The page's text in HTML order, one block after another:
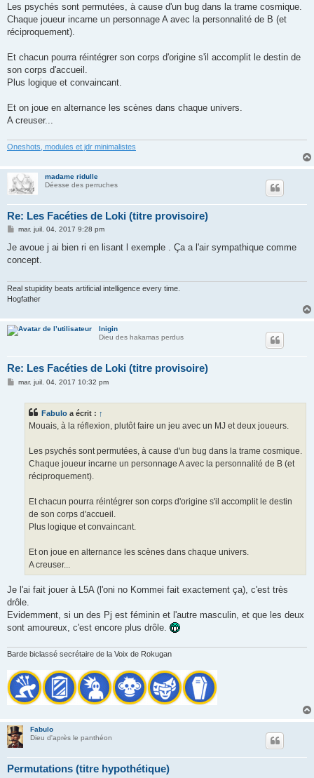
g
Les psychés sont permutées, à cause d'un bug dans la trame cosmique.
Chaque joueur incarne un personnage A avec la personnalité de B (et
réciproquement).
Et chacun pourra réintégrer son corps d'origine s'il accomplit le destin de
son corps d'accueil.
Plus logique et convaincant.
Et on joue en alternance les scènes dans chaque univers.
A creuser...
Oneshots, modules et jdr minimalistes
madame ridulle
Déesse des perruches
Re: Les Facéties de Loki (titre provisoire)
M
s
a
mar. juil. 04, 2017 9:28 pm
Je avoue j ai bien ri en lisant l exemple . Ça a l'air sympathique comme
concept.
Real stupidity beats artificial intelligence every time.
Hogfather
Inigin
Dieu des hakamas perdus
Re: Les Facéties de Loki (titre provisoire)
Mmar. juil. 04, 2017 10:32 pm
Fabulo a écrit : ↑
Mouais, à la réflexion, plutôt faire un jeu avec un MJ et deux joueurs.
Les psychés sont permutées, à cause d'un bug dans la trame cosmique.
Chaque joueur incarne un personnage A avec la personnalité de B (et
réciproquement).
Et chacun pourra réintégrer son corps d'origine s'il accomplit le destin
de son corps d'accueil.
Plus logique et convaincant.
Et on joue en alternance les scènes dans chaque univers.
A creuser...
Je l'ai fait jouer à L5A (l'oni no Kommei fait exactement ça), c'est très
drôle.
Evidemment, si un des Pj est féminin et l'autre masculin, et que les deux
sont amoureux, c'est encore plus drôle.
Barde biclassé secrétaire de la Voix de Rokugan
Fabulo
Dieu d'après le panthéon
Permutations (titre hypothétique)